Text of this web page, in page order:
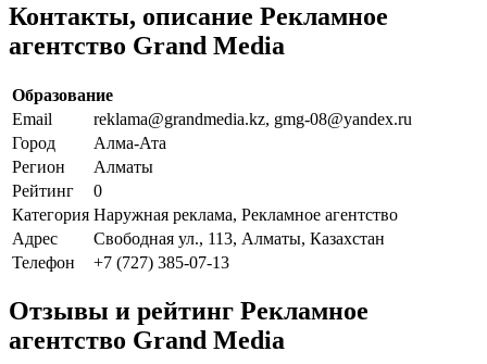
Контакты, описание Рекламное
агентство Grand Media
Образование
Email
reklama@grandmedia.kz, gmg-08@yandex.ru
Город
Алма-Ата
Регион
Алматы
Рейтинг
0
Категория Наружная реклама, Рекламное агентство
Адрес
Свободная ул., 113, Алматы, Казахстан
Телефон
+7 (727) 385-07-13
Отзывы и рейтинг Рекламное
агентство Grand Media